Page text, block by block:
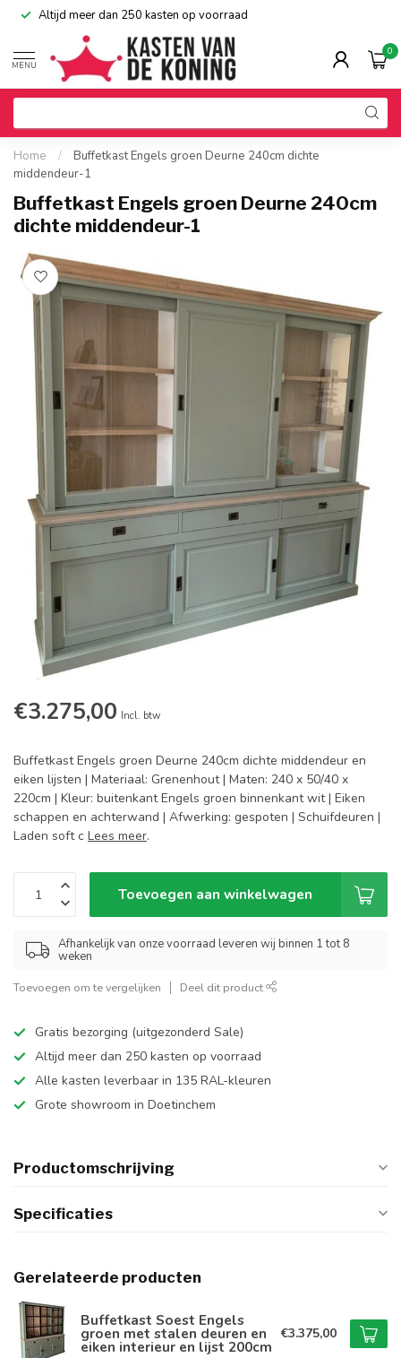
Altijd meer dan 250 kasten op voorraad
MENU
0
Home /
Buffetkast Engels groen Deurne 240cm dichte
middendeur-1
Buffetkast Engels groen Deurne 240cm
dichte middendeur-1
€3.275,00 Incl. btw
Buffetkast Engels groen Deurne 240cm dichte middendeur en
eiken lijsten | Materiaal: Grenenhout | Maten: 240 x 50/40 x
220cm | Kleur: buitenkant Engels groen binnenkant wit | Eiken
schappen en achterwand | Afwerking: gespoten | Schuifdeuren |
Laden soft c Lees meer.
Toevoegen aan winkelwagen
Afhankelijk van onze voorraad leveren wij binnen 1 tot 8
weken
Toevoegen om te vergelijken Deel dit product
Gratis bezorging (uitgezonderd Sale)
Altijd meer dan 250 kasten op voorraad
Alle kasten leverbaar in 135 RAL-kleuren
Grote showroom in Doetinchem
Productomschrijving
Specificaties
Gerelateerde producten
Buffetkast Soest Engels
groen met stalen deuren en
eiken interieur en lijst 200cm
€3.375,00